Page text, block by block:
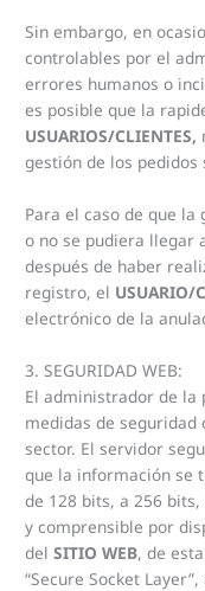
Sin embargo, en
controlables por el
errores humanos o
es posible que la
USUARIOS/CLIENTES,
gestión de los pedidos
Para el caso de que
o no se pudiera llegar
después de haber
registro, el USUARIO/
electrónico de la
3. SEGURIDAD WEB:
El administrador de la
medidas de
sector. El servidor
que la información se
de 128 bits, a 256
y comprensible por
delSITIO WEB, de
“Secure Socket